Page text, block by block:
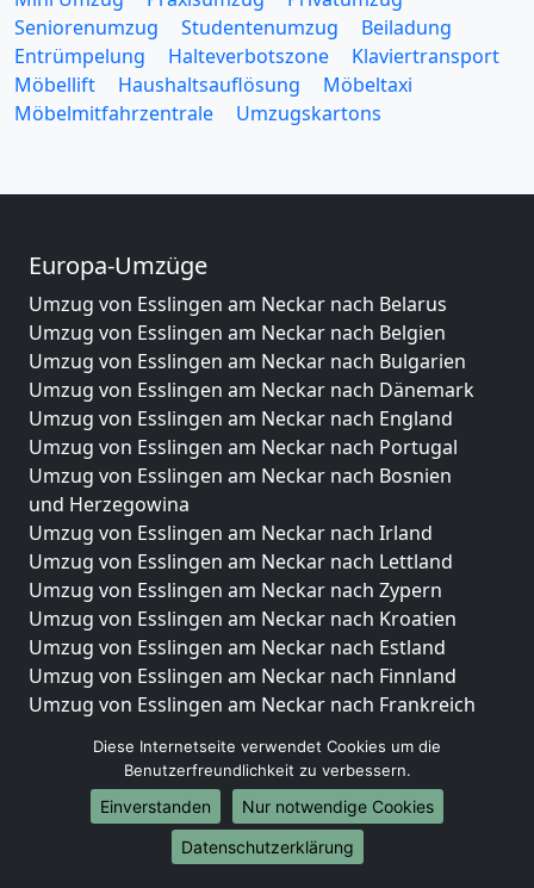
Seniorenumzug
Studentenumzug
Beiladung
Entrümpelung
Halteverbotszone
Klaviertransport
Möbellift
Haushaltsauflösung
Möbeltaxi
Möbelmitfahrzentrale
Umzugskartons
Europa-Umzüge
Umzug von Esslingen am Neckar nach Belarus
Umzug von Esslingen am Neckar nach Belgien
Umzug von Esslingen am Neckar nach Bulgarien
Umzug von Esslingen am Neckar nach Dänemark
Umzug von Esslingen am Neckar nach England
Umzug von Esslingen am Neckar nach Portugal
Umzug von Esslingen am Neckar nach Bosnien
und Herzegowina
Umzug von Esslingen am Neckar nach Irland
Umzug von Esslingen am Neckar nach Lettland
Umzug von Esslingen am Neckar nach Zypern
Umzug von Esslingen am Neckar nach Kroatien
Umzug von Esslingen am Neckar nach Estland
Umzug von Esslingen am Neckar nach Finnland
Umzug von Esslingen am Neckar nach Frankreich
Umzug von Esslingen am Neckar nach Italien
Umzug von Esslingen am Neckar nach Liechtenstein
Umzug von Esslingen am Neckar nach Luxemburg
Umzug von Esslingen am Neckar nach Niederlande
Diese Internetseite verwendet Cookies um die
Benutzerfreundlichkeit zu verbessern.
Einverstanden
Nur notwendige Cookies
Datenschutzerklärung